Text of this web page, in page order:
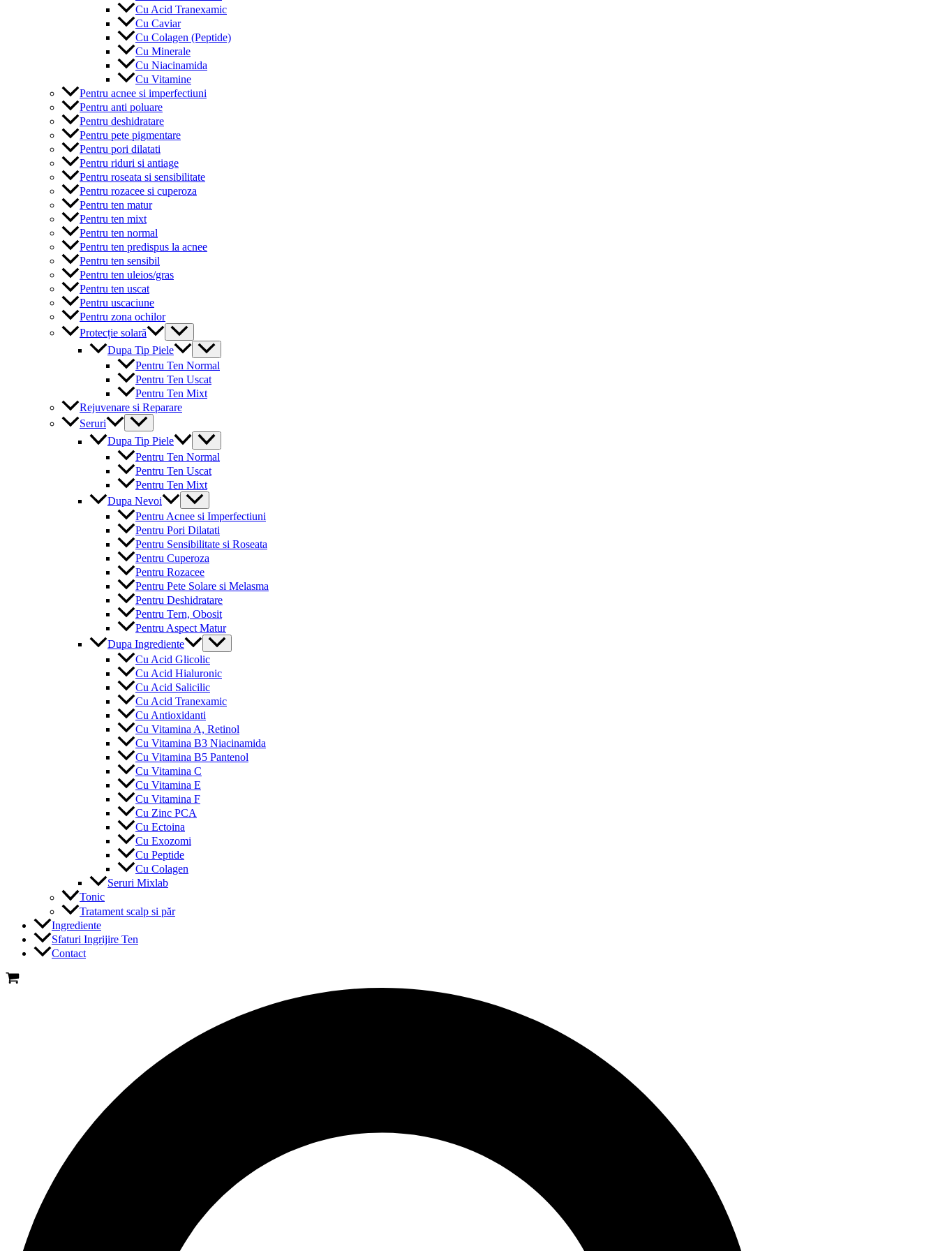
Cu Acid Tranexamic
Cu Caviar
Cu Colagen (Peptide)
Cu Minerale
Cu Niacinamida
Cu Vitamine
Pentru acnee si imperfectiuni
Pentru anti poluare
Pentru deshidratare
Pentru pete pigmentare
Pentru pori dilatati
Pentru riduri si antiage
Pentru roseata si sensibilitate
Pentru rozacee si cuperoza
Pentru ten matur
Pentru ten mixt
Pentru ten normal
Pentru ten predispus la acnee
Pentru ten sensibil
Pentru ten uleios/gras
Pentru ten uscat
Pentru uscaciune
Pentru zona ochilor
Protecție solară
Menu
Toggle
Dupa Tip Piele
Menu
Toggle
Pentru Ten Normal
Pentru Ten Uscat
Pentru Ten Mixt
Rejuvenare si Reparare
Seruri
Menu
Toggle
Dupa Tip Piele
Menu
Toggle
Pentru Ten Normal
Pentru Ten Uscat
Pentru Ten Mixt
Dupa Nevoi
Menu
Toggle
Pentru Acnee si Imperfectiuni
Pentru Pori Dilatati
Pentru Sensibilitate si Roseata
Pentru Cuperoza
Pentru Rozacee
Pentru Pete Solare si Melasma
Pentru Deshidratare
Pentru Tern, Obosit
Pentru Aspect Matur
Dupa Ingrediente
Menu
Toggle
Cu Acid Glicolic
Cu Acid Hialuronic
Cu Acid Salicilic
Cu Acid Tranexamic
Cu Antioxidanti
Cu Vitamina A, Retinol
Cu Vitamina B3 Niacinamida
Cu Vitamina B5 Pantenol
Cu Vitamina C
Cu Vitamina E
Cu Vitamina F
Cu Zinc PCA
Cu Ectoina
Cu Exozomi
Cu Peptide
Cu Colagen
Seruri Mixlab
Tonic
Tratament scalp si păr
Ingrediente
Sfaturi Ingrijire Ten
Contact